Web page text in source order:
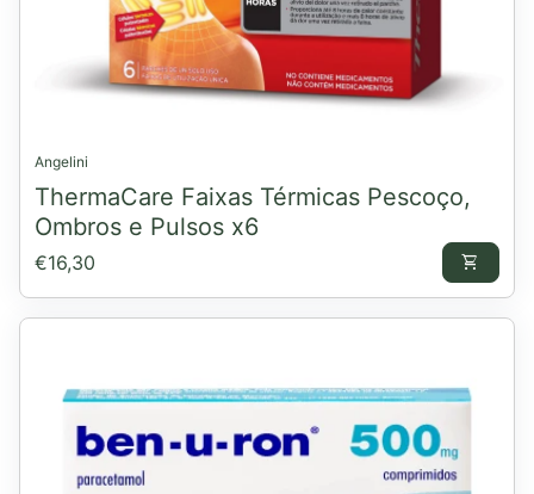
Angelini
ThermaCare Faixas Térmicas Pescoço,
Ombros e Pulsos x6
Preço normal
€16,30 shopping_cart